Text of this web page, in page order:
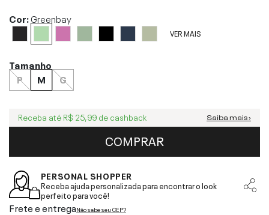
Cor:Greenbay
VER MAIS
Tamanho
P
M G
Receba até R$ 25,99 de cashback Saiba mais ›
COMPRAR
PERSONAL SHOPPER
Receba ajuda personalizada para encontrar o look
perfeito para você!
Frete e entregaNão sabe seu CEP?